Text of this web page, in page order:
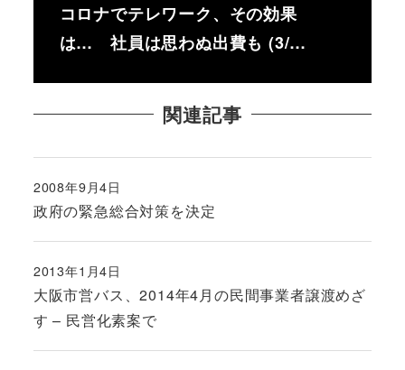
コロナでテレワーク、その効果
は… 社員は思わぬ出費も (3/…
関連記事
政府の緊急総合対策を決定
投稿日
2008年9月4日
大阪市営バス、2014年4月の民間事業者譲渡めざ
す – 民営化素案で
投稿日
2013年1月4日